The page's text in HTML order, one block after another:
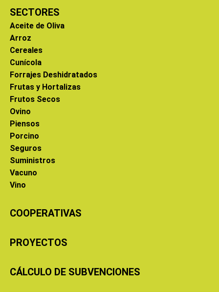
SECTORES
Aceite de Oliva
Arroz
Cereales
Cunícola
Forrajes Deshidratados
Frutas y Hortalizas
Frutos Secos
Ovino
Piensos
Porcino
Seguros
Suministros
Vacuno
Vino
COOPERATIVAS
PROYECTOS
CÁLCULO DE SUBVENCIONES